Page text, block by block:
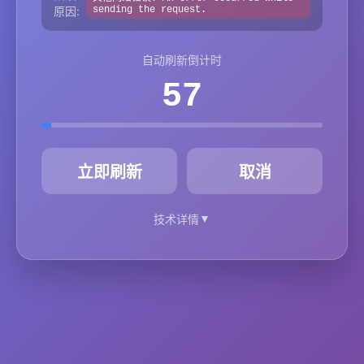
原因:
sending the request.
自动刷新倒计时
57
立即刷新 取消
技术详情▼